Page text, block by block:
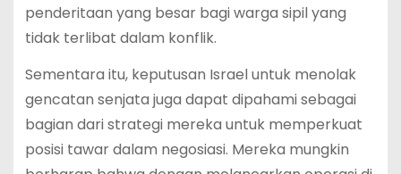
penderitaan yang besar bagi warga sipil yang
tidak terlibat dalam konflik.
Sementara itu, keputusan Israel untuk menolak
gencatan senjata juga dapat dipahami sebagai
bagian dari strategi mereka untuk memperkuat
posisi tawar dalam negosiasi. Mereka mungkin